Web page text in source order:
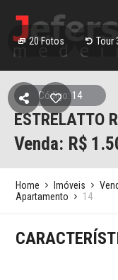
20 Fotos Tour
Código: 14
ESTRELATTO
Venda: R$
Home Imóveis
Apartamento
14